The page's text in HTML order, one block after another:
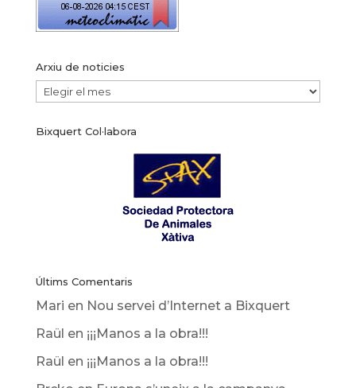
Arxiu de noticies
Arxiu
noticies
Bixquert Col·labora
Últims Comentaris
Mari en Nou servei d’Internet a Bixquert
Raül en ¡¡¡Manos a la obra!!!
Raül en ¡¡¡Manos a la obra!!!